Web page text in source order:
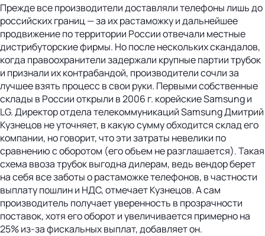
Прежде все производители доставляли телефоны лишь до
российских границ — за их растаможку и дальнейшее
продвижение по территории России отвечали местные
дистрибуторские фирмы. Но после нескольких скандалов,
когда правоохранители задержали крупные партии трубок
и признали их контрабандой, производители сочли за
лучшее взять процесс в свои руки. Первыми собственные
склады в России открыли в 2006 г. корейские Samsung и
LG. Директор отдела телекоммуникаций Samsung Дмитрий
Кузнецов не уточняет, в какую сумму обходится склад его
компании, но говорит, что эти затраты невелики по
сравнению с оборотом (его объем не разглашается). Такая
схема ввоза трубок выгодна дилерам, ведь вендор берет
на себя все заботы о растаможке телефонов, в частности
выплату пошлин и НДС, отмечает Кузнецов. А сам
производитель получает уверенность в прозрачности
поставок, хотя его оборот и увеличивается примерно на
25% из-за фискальных выплат, добавляет он.